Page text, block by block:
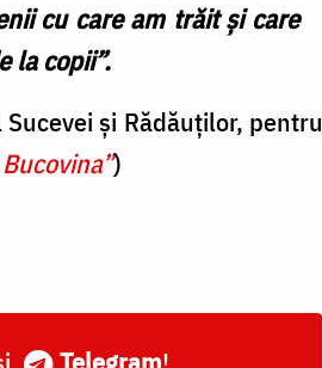
cu care am trăit și care
la copii”.
și Rădăuților, pentru
)